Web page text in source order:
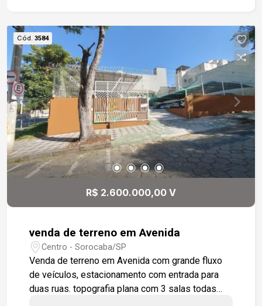
Pré Aprovado: O espaço já conta com um pré
projeto para um empreendimento de
apartamentos com 100 unidades de 2
dormitórios sem sacada, perfeito para atender à
crescente demanda habitacional da região.
Investimento Inteligente: Grande potencial de
retorno para incorporadores que desejam
expandir sua atuação no mercado de moradia
acessível. Não perca essa oportunidade única!
Entre em contato para mais informações e
agende uma visita.
Cód. 3584
R$ 2.600.000,00 V
venda de terreno em Avenida
Centro - Sorocaba/SP
Venda de terreno em Avenida com grande fluxo
de veículos, estacionamento com entrada para
duas ruas. topografia plana com 3 salas todas